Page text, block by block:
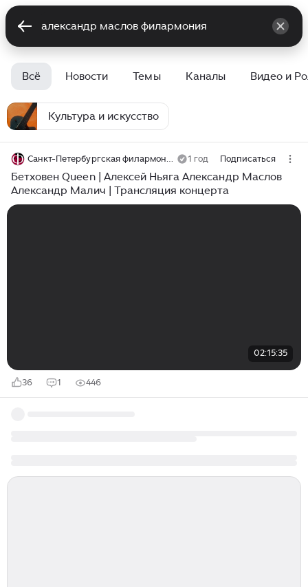
Всё Новости Темы Каналы Видео и
Культура и искусство
Санкт-Петербургская филармония им. Д.Д. Шостаковича 1 год Подписаться
Бетховен Queen | Алексей Ньяга Александр Маслов
Александр Малич | Трансляция концерта
02:15:35
36 1 446